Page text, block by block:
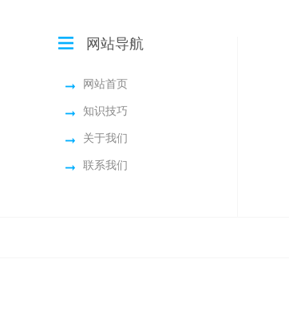
网站首页
知识技巧
关于我们
联系我们
网站导航